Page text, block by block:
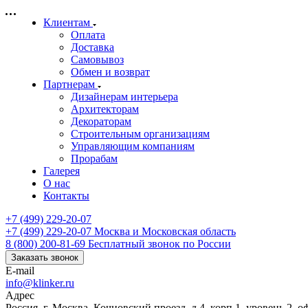
Клиентам
Оплата
Доставка
Самовывоз
Обмен и возврат
Партнерам
Дизайнерам интерьера
Архитекторам
Декораторам
Строительным организациям
Управляющим компаниям
Прорабам
Галерея
О нас
Контакты
+7 (499) 229-20-07
+7 (499) 229-20-07 Москва и Московская область
8 (800) 200-81-69 Бесплатный звонок по России
Заказать звонок
E-mail
info@klinker.ru
Адрес